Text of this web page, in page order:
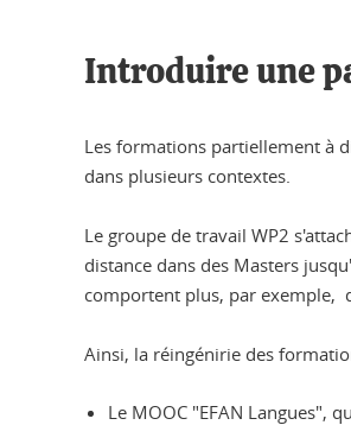
Introduire une
Les formations partiellement à
dans plusieurs contextes.
Le groupe de travail WP2
distance dans des Masters
comportent plus, par exemple,
Ainsi, la réingénirie des
Le MOOC "EFAN Langues",